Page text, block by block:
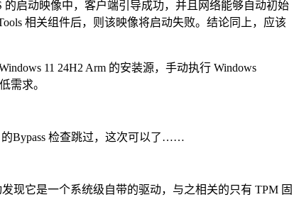
的启动映像中，客户端引导成功，并且网络能够自动初始
相关组件后，则该映像将启动失败。结论同上，应该
11 24H2 Arm 的安装源，手动执行 Windows
需求。
Bypass 检查跳过，这次可以了……
它是一个系统级自带的驱动，与之相关的只有 TPM 固